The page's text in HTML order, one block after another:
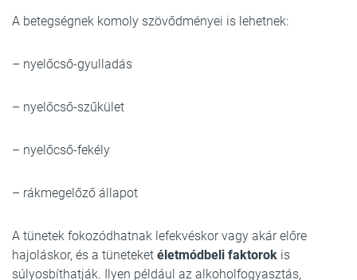
A betegségnek komoly szövődményei is lehetnek:
– nyelőcső-gyulladás
– nyelőcső-szűkület
– nyelőcső-fekély
– rákmegelőző állapot
A tünetek fokozódhatnak lefekvéskor vagy akár előre
hajoláskor, és a tüneteket életmódbeli faktorok is
súlyosbíthatják. Ilyen például az alkoholfogyasztás,